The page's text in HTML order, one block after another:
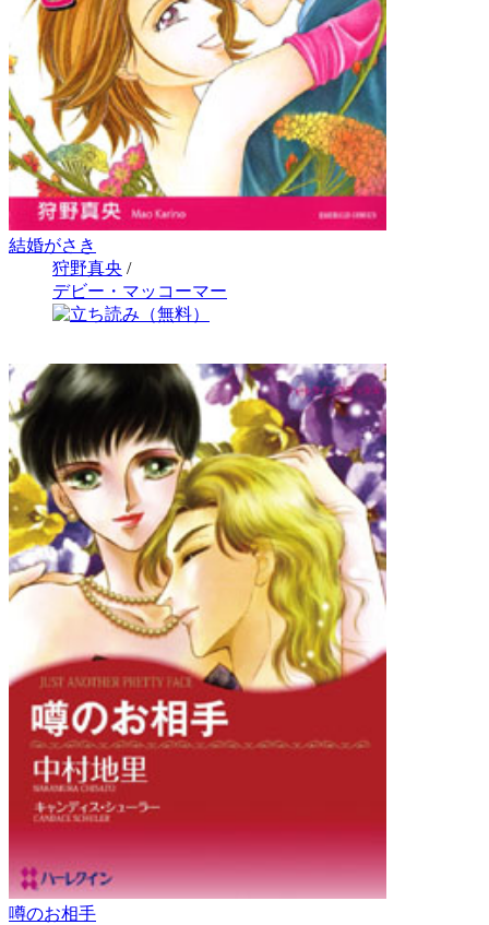
結婚がさき
狩野真央 /
デビー・マッコーマー
噂のお相手